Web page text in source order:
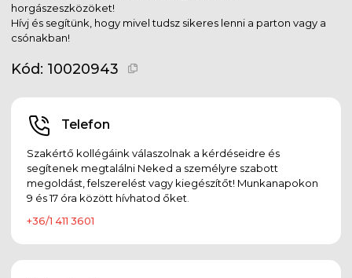
horgászeszközöket!
Hívj és segítünk, hogy mivel tudsz sikeres lenni a parton vagy a
csónakban!
Kód: 10020943
Telefon
Szakértő kollégáink válaszolnak a kérdéseidre és
segítenek megtalálni Neked a személyre szabott
megoldást, felszerelést vagy kiegészítőt! Munkanapokon
9 és 17 óra között hívhatod őket.
+36/1 411 3601